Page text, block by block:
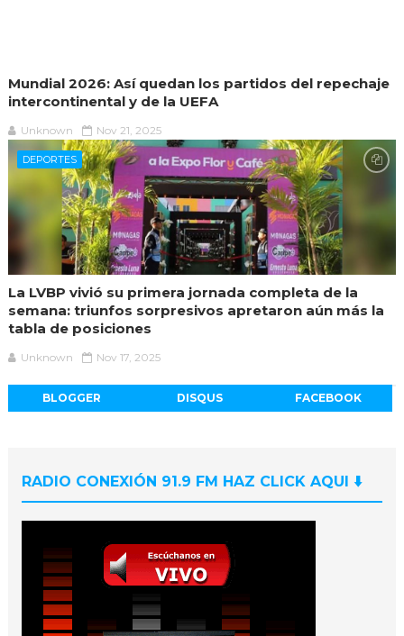
Mundial 2026: Así quedan los partidos del repechaje
intercontinental y de la UEFA
Unknown Nov 21, 2025
DEPORTES
La LVBP vivió su primera jornada completa de la
semana: triunfos sorpresivos apretaron aún más la
tabla de posiciones
Unknown Nov 17, 2025
BLOGGER DISQUS FACEBOOK
RADIO CONEXIÓN 91.9 FM HAZ CLICK AQUI ⬇️